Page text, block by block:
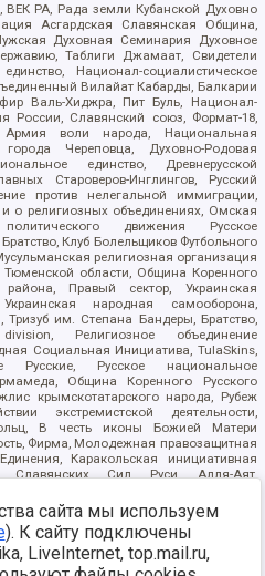
ВЕК РА, Рада земли Кубанской Духовно
Асгардская Славянская Община,
Духовная Семинария Духовное
Таблиги Джамаат, Свидетели
Национал-социалистическое
Вилайат Кабарды, Балкарии
Валь-Хиджра, Пит Буль, Национал-
России, Славянский союз, Формат-18,
воли народа, Национальная
Череповца, Духовно-Родовая
единство, Древнерусской
Староверов-Инглингов, Русский
против нелегальной иммиграции,
о религиозных объединениях, Омская
движения Русское
Клуб Болельщиков Футбольного
религиозная организация
области, Община Коренного
Правый сектор, Украинская
народная самооборона,
Тризуб им. Степана Бандеры, Братство,
Религиозное объединение
Социальная Инициатива, TulaSkins,
Русские, Русское национальное
Община Коренного Русского
крымскотатарского народа, Рубеж
экстремистской деятельности,
В честь иконы Божией Матери
Фирма, Молодежная правозащитная
Каракольская инициативная
Сил Руси, Алля-Аят,
Нация и свобода, W.H.С., Фалунь
клуб-Новокузнецк/РПК,
с коррупцией, Фонд защиты прав
граждан СССР Прикубанского округа г.
сайта мы используем
). К сайту подключены
LiveInternet, top.mail.ru,